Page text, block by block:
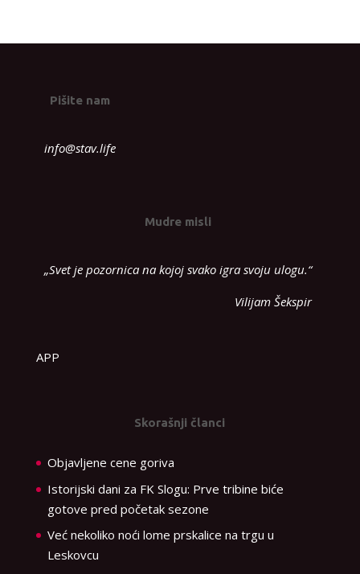
Pišite nam
info@stav.life
Mudre misli
„Svet je pozornica na kojoj svako igra svoju ulogu.“
Vilijam Šekspir
APP
Skorašnji članci
Objavljene cene goriva
Istorijski dani za FK Slogu: Prve tribine biće
gotove pred početak sezone
Već nekoliko noći lome prskalice na trgu u
Leskovcu